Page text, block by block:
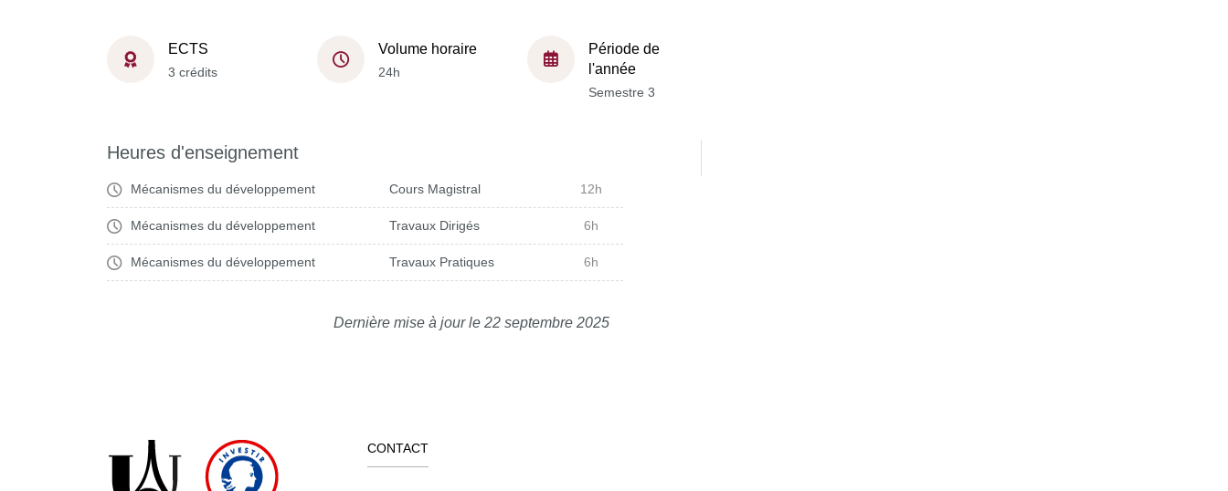
ECTS
3 crédits
Volume horaire
24h
Période de
l'année
Semestre 3
Heures d'enseignement
Mécanismes du développement Cours Magistral 12h
Mécanismes du développement Travaux Dirigés 6h
Mécanismes du développement Travaux Pratiques 6h
Dernière mise à jour le 22 septembre 2025
CONTACT